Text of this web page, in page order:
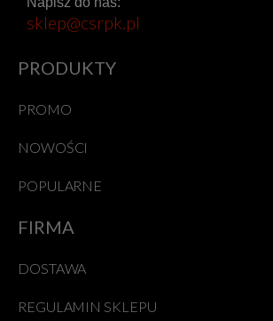
sklep@csrpk.pl
PRODUKTY
PROMO
NOWOŚCI
POPULARNE
FIRMA
DOSTAWA
REGULAMIN SKLEPU